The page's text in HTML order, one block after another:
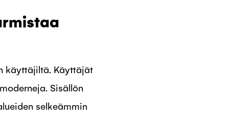
käyttäjiltä. Käyttäjät
Sisällön
selkeämmin